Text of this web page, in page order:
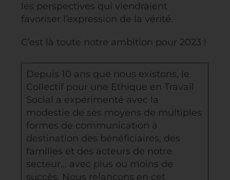
les perspectives qui viendraient
favoriser l’expression de la vérité.
C’est là toute notre ambition pour 2023 !
Depuis 10 ans que nous existons, le
Collectif pour une Ethique en Travail
Social a expérimenté avec la
modestie de ses moyens de multiples
formes de communication à
destination des bénéficiaires, des
familles et des acteurs de notre
secteur… avec plus ou moins de
succès. Nous relançons en cet